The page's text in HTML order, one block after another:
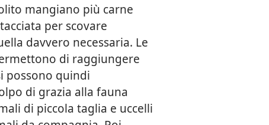
mangiano più carne
per scovare
davvero necessaria. Le
di raggiungere
possono quindi
di grazia alla fauna
di piccola taglia e uccelli